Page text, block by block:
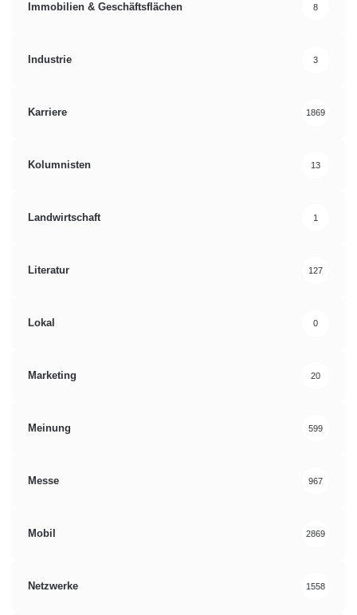
Immobilien & Geschäftsflächen 8
Industrie 3
Karriere 1869
Kolumnisten 13
Landwirtschaft 1
Literatur 127
Lokal 0
Marketing 20
Meinung 599
Messe 967
Mobil 2869
Netzwerke 1558